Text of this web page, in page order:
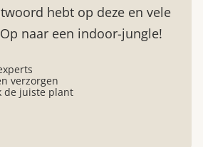
hebt op deze en vele
naar een indoor-jungle!
verzorgen
de juiste plant